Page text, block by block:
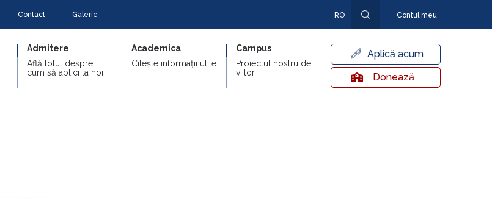
Contact Galerie RO Contul meu
Admitere
Află totul despre
cum să aplici la noi
Academica
Citește informații utile
Campus
Proiectul nostru de
viitor
Aplică acum
Donează